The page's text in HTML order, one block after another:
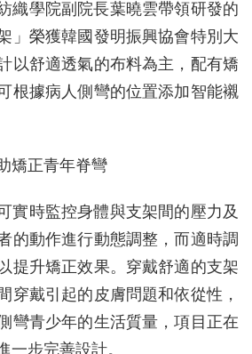
織學院副院長葉曉雲帶領研發的
」榮獲韓國發明振興協會特別大
以舒適透氣的布料為主，配有矯
根據病人側彎的位置添加智能襯
矯正青年脊彎
實時監控身體與支架間的壓力及
的動作進行動態調整，而適時調
提升矯正效果。穿戴舒適的支架
穿戴引起的皮膚問題和依從性，
彎青少年的生活質量，項目正在
一步完善設計。